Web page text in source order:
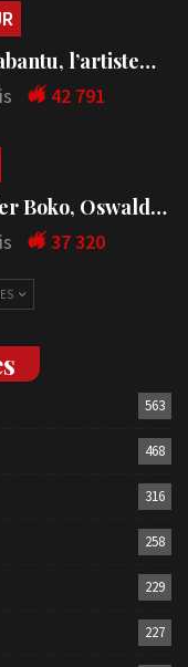
l’artiste…
42 791
Boko, Oswald…
37 320
563
468
316
258
229
227